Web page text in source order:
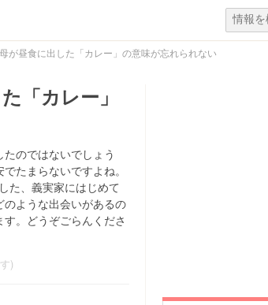
が昼食に出した「カレー」の意味が忘れられない
「カレー」
のではないでしょう
たまらないですよね。
た、義実家にはじめて
ような出会いがあるの
。どうぞごらんくださ
)